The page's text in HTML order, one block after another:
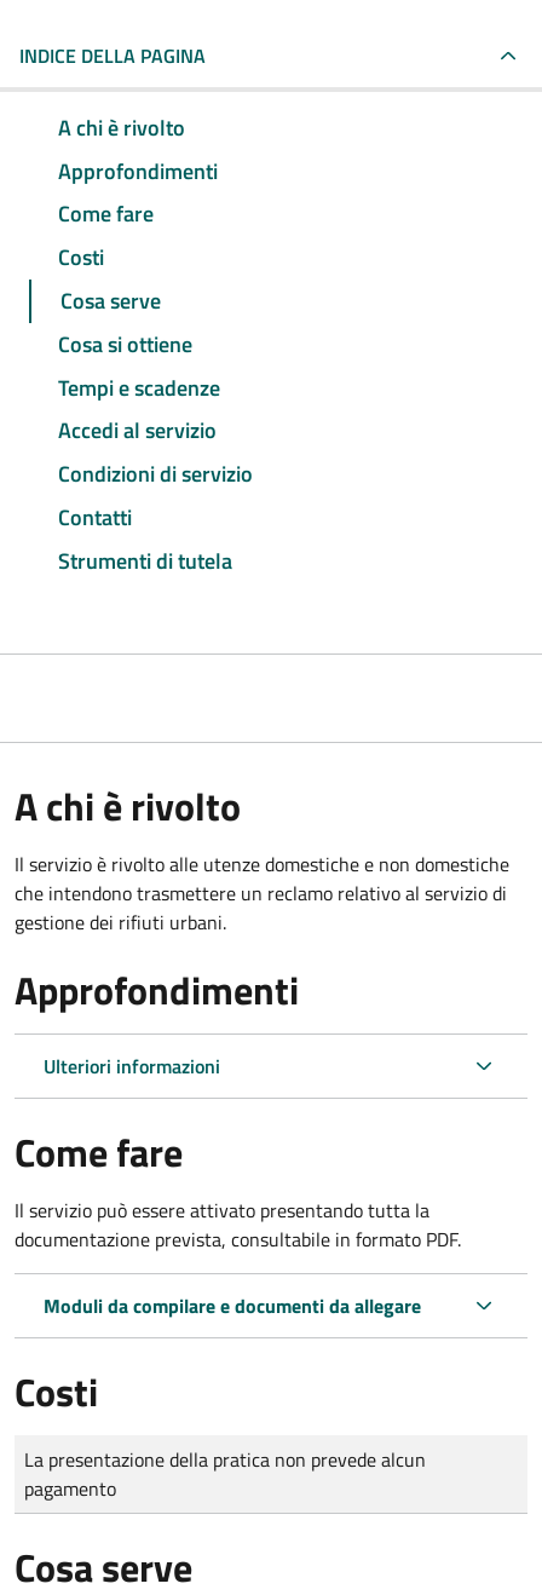
INDICE DELLA PAGINA
A chi è rivolto
Approfondimenti
Come fare
Costi
Cosa serve
Cosa si ottiene
Tempi e scadenze
Accedi al servizio
Condizioni di servizio
Contatti
Strumenti di tutela
A chi è rivolto
Il servizio è rivolto alle utenze domestiche e non domestiche
che intendono trasmettere un reclamo relativo al servizio di
gestione dei rifiuti urbani.
Approfondimenti
Ulteriori informazioni
Come fare
Il servizio può essere attivato presentando tutta la
documentazione prevista, consultabile in formato PDF.
Moduli da compilare e documenti da allegare
Costi
Tipo di pagamento
Importo
La presentazione della pratica non prevede alcun
pagamento
Cosa serve